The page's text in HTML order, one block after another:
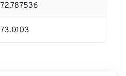
72.787536
73.0103